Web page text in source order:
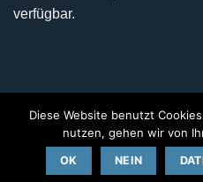
verfügbar.
DATENSCHUTZERKLÄRUNG
Copyright 2026 ©
kleinzweidrei
Diese Website benutzt
nutzen, gehen wir von
OK NEIN